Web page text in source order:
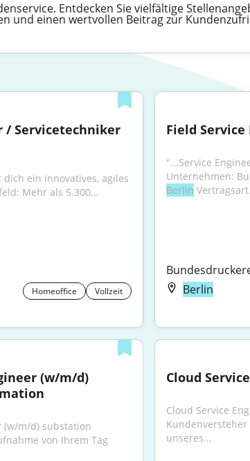
Entdecken Sie vielfältige
und einen wertvollen Beitrag zur
/ Servicetechniker
dich ein innovatives, agiles
Mehr als 5.300...
Homeoffice Vollzeit
Field
"...Service
Berlin
Berlin
(w/m/d)
(w/m/d) substation
von Ihrem Tag
Cloud
Cloud Service
unseres...